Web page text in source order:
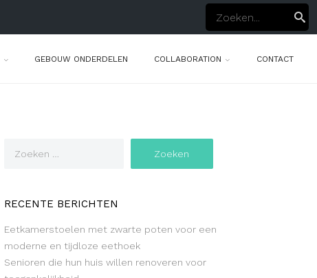
GEBOUW ONDERDELEN COLLABORATION CONTACT
RECENTE BERICHTEN
Eetkamerstoelen met zwarte poten voor een
moderne en tijdloze eethoek
Senioren die hun huis willen renoveren voor